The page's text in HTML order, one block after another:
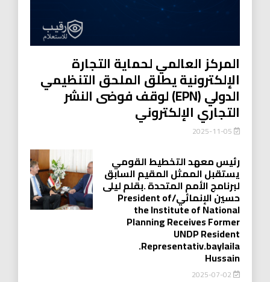
المركز العالمي لحماية التجارة
الإلكترونية يطلق الملحق التنظيمي
الدولي (EPN) لوقف فوضى النشر
التجاري الإلكتروني
رئيس معهد التخطيط القومي
يستقبل الممثل المقيم السابق
لبرنامج الأمم المتحدة .بقلم ليلى
حسين الإنمائي/President of
the Institute of National
Planning Receives Former
UNDP Resident
.Representativ.baylaila
Hussain
2025-07-02